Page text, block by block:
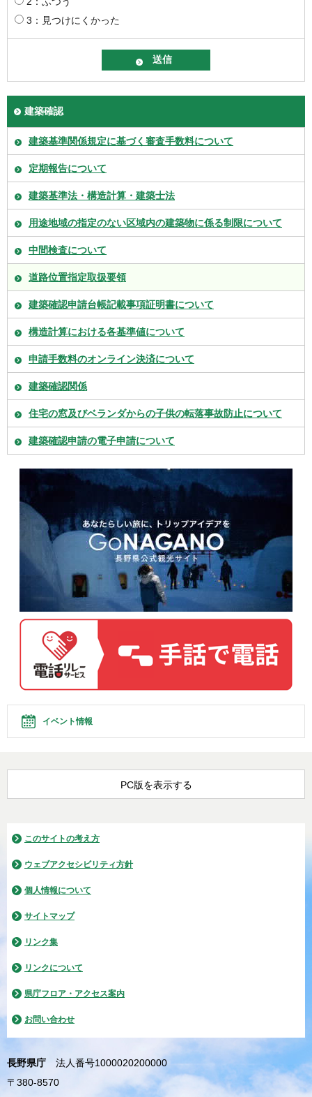
3：見つけにくかった
建築確認
建築基準関係規定に基づく審査手数料について
定期報告について
建築基準法・構造計算・建築士法
用途地域の指定のない区域内の建築物に係る制限について
中間検査について
道路位置指定取扱要領
建築確認申請台帳記載事項証明書について
構造計算における各基準値について
申請手数料のオンライン決済について
建築確認関係
住宅の窓及びベランダからの子供の転落事故防止について
建築確認申請の電子申請について
イベント情報
PC版を表示する
このサイトの考え方
ウェブアクセシビリティ方針
個人情報について
サイトマップ
リンク集
リンクについて
県庁フロア・アクセス案内
お問い合わせ
長野県庁
法人番号1000020200000
〒380-8570